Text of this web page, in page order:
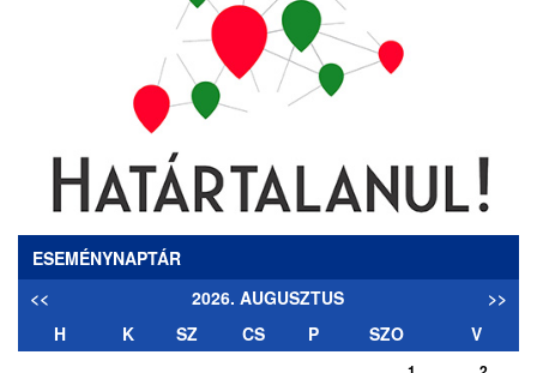
ESEMÉNYNAPTÁR
<<
2026. AUGUSZTUS
>>
H
K SZ CS P SZO V